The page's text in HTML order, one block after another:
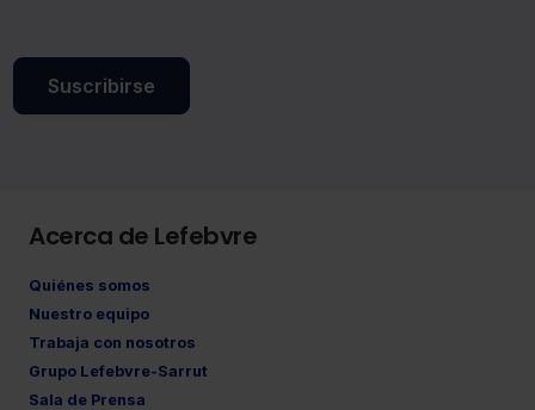
Suscribirse
Acerca de Lefebvre
Quiénes somos
Nuestro equipo
Trabaja con nosotros
Grupo Lefebvre-Sarrut
Sala de Prensa